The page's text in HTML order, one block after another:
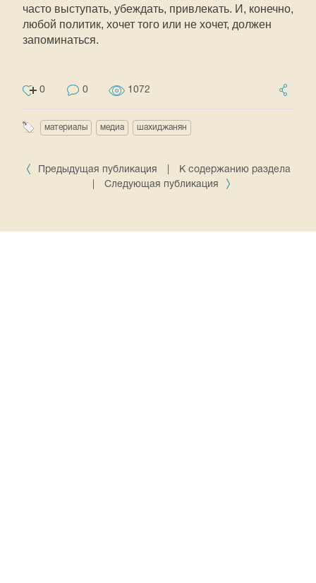
часто выступать, убеждать, привлекать. И, конечно,
любой политик, хочет того или не хочет, должен
запоминаться.
0 0 1072
материалы медиа шахиджанян
Предыдущая публикация
К содержанию раздела
Следующая публикация